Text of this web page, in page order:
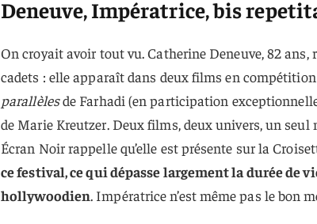
Deneuve, Impératrice, bis
On croyait avoir tout vu. Catherine Deneuve, 82 ans,
cadets : elle apparaît dans deux films en
parallèlesde Farhadi (en participation
de Marie Kreutzer. Deux films, deux univers, un
Écran Noir rappelle qu’elle est présente sur la
ce festival, ce qui dépasse largement la durée de
hollywoodien. Impératrice n’est même pas le bon